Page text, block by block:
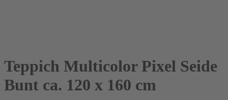
Teppich Multicolor Pixel Seide
Bunt ca. 120 x 160 cm